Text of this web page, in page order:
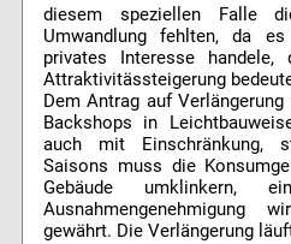
diesem speziellen Falle
Umwandlung fehlten, da
privates Interesse
Attraktivitässteigerung
Dem Antrag auf
Backshops in
auch mit Einschränkung,
Saisons muss die
Gebäude umklinkern,
Ausnahmengenehmigung
gewährt. Die Verlängerung